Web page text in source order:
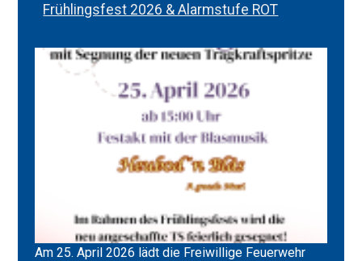
Frühlingsfest 2026 & Alarmstufe ROT
Am 25. April 2026 lädt die Freiwillige Feuerwehr